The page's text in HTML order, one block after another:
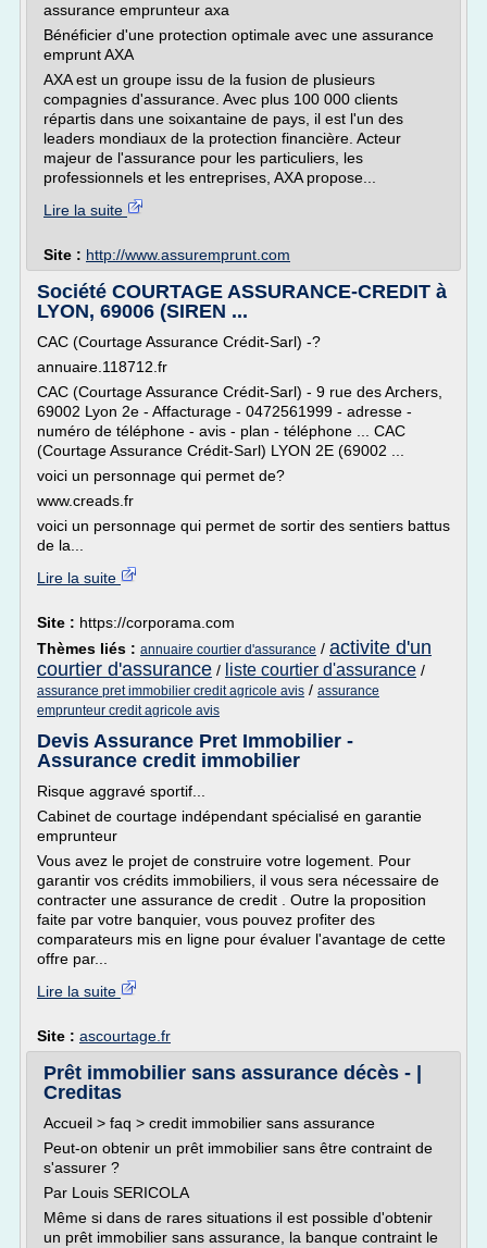
assurance emprunteur axa
Bénéficier d'une protection optimale avec une assurance
emprunt AXA
AXA est un groupe issu de la fusion de plusieurs
compagnies d'assurance. Avec plus 100 000 clients
répartis dans une soixantaine de pays, il est l'un des
leaders mondiaux de la protection financière. Acteur
majeur de l'assurance pour les particuliers, les
professionnels et les entreprises, AXA propose...
Lire la suite
Site : http://www.assuremprunt.com
Société COURTAGE ASSURANCE-CREDIT à
LYON, 69006 (SIREN ...
CAC (Courtage Assurance Crédit-Sarl) -?
annuaire.118712.fr
CAC (Courtage Assurance Crédit-Sarl) - 9 rue des Archers,
69002 Lyon 2e - Affacturage - 0472561999 - adresse -
numéro de téléphone - avis - plan - téléphone ... CAC
(Courtage Assurance Crédit-Sarl) LYON 2E (69002 ...
voici un personnage qui permet de?
www.creads.fr
voici un personnage qui permet de sortir des sentiers battus
de la...
Lire la suite
Site : https://corporama.com
Thèmes liés : annuaire courtier d'assurance / activite d'un
courtier d'assurance / liste courtier d'assurance /
assurance pret immobilier credit agricole avis / assurance
emprunteur credit agricole avis
Devis Assurance Pret Immobilier -
Assurance credit immobilier
Risque aggravé sportif...
Cabinet de courtage indépendant spécialisé en garantie
emprunteur
Vous avez le projet de construire votre logement. Pour
garantir vos crédits immobiliers, il vous sera nécessaire de
contracter une assurance de credit . Outre la proposition
faite par votre banquier, vous pouvez profiter des
comparateurs mis en ligne pour évaluer l'avantage de cette
offre par...
Lire la suite
Site : ascourtage.fr
Prêt immobilier sans assurance décès - |
Creditas
Accueil > faq > credit immobilier sans assurance
Peut-on obtenir un prêt immobilier sans être contraint de
s'assurer ?
Par Louis SERICOLA
Même si dans de rares situations il est possible d'obtenir
un prêt immobilier sans assurance, la banque contraint le